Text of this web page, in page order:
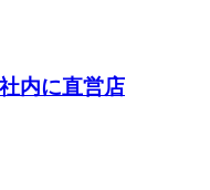
内に直営店